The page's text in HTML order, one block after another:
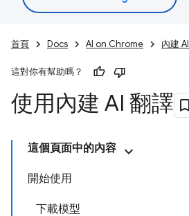
首頁 Docs AI on Chrome 內建 AI
這對你有幫助嗎？
使用內建 AI 翻譯
這個頁面中的內容
開始使用
下載模型